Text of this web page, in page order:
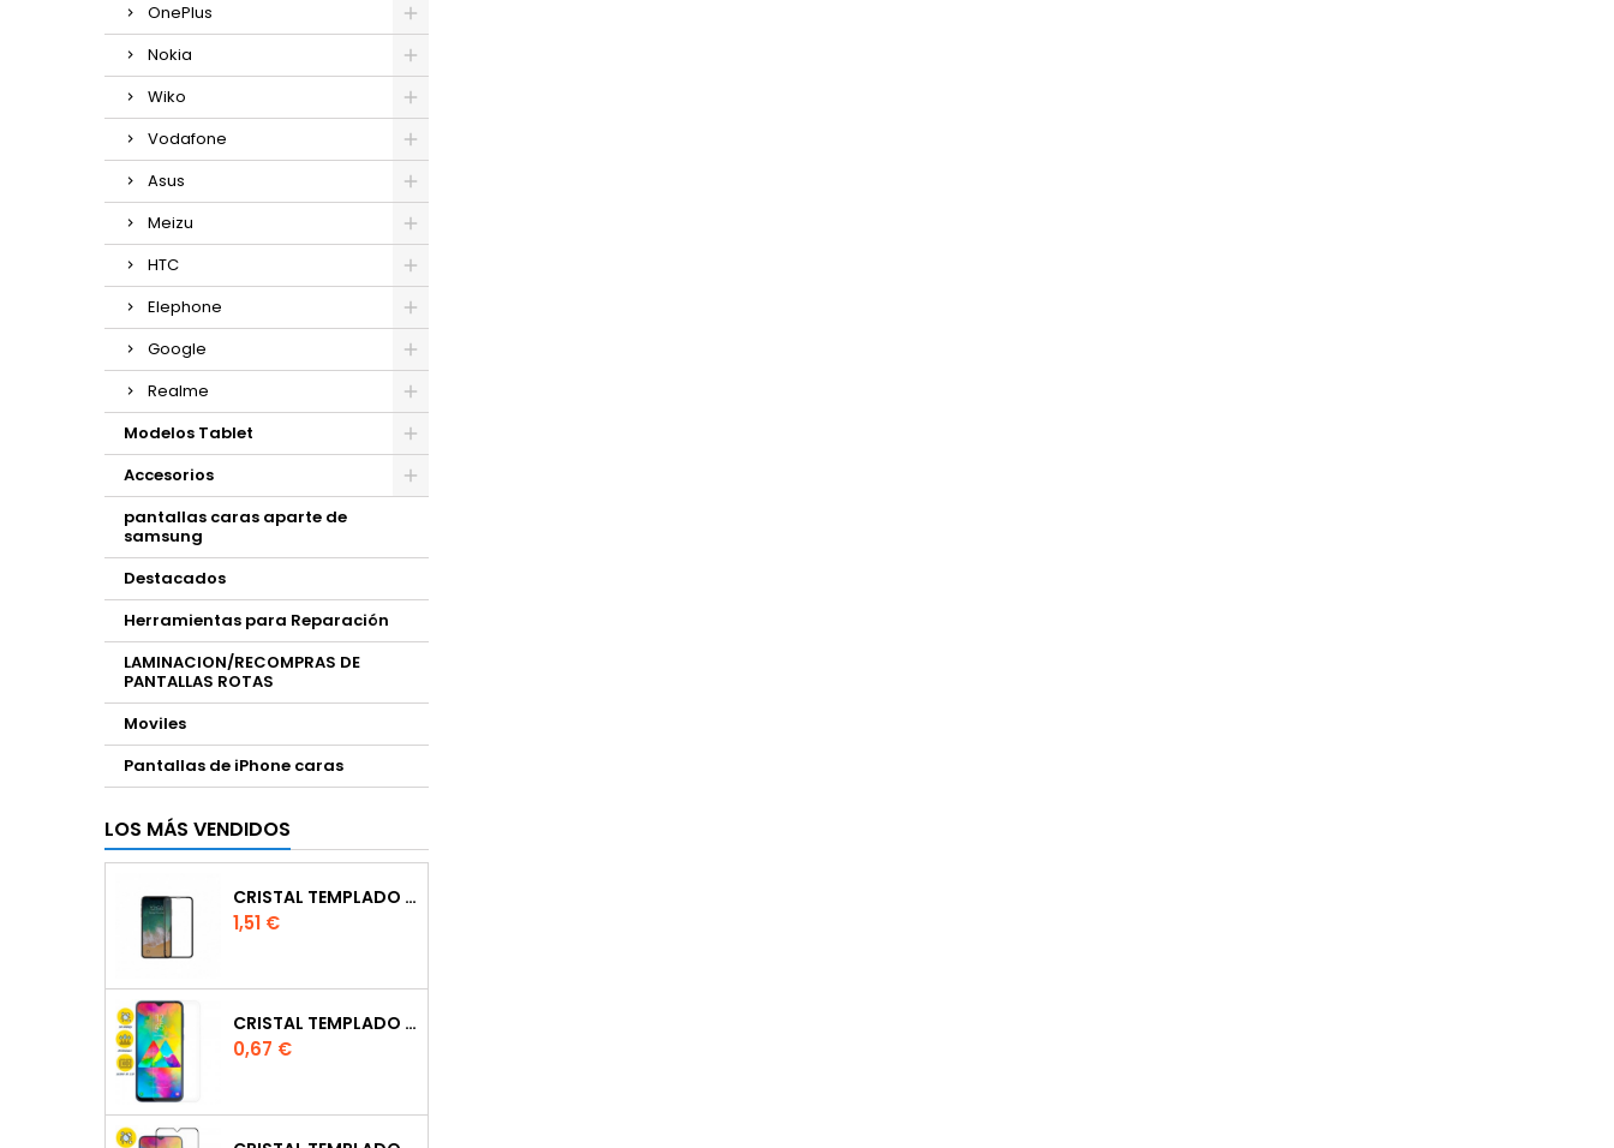
OnePlus
Nokia
Wiko
Vodafone
Asus
Meizu
HTC
Elephone
Google
Realme
Modelos Tablet
Accesorios
pantallas caras aparte de
samsung
Destacados
Herramientas para Reparación
LAMINACION/RECOMPRAS DE
PANTALLAS ROTAS
Moviles
Pantallas de iPhone caras
LOS MÁS VENDIDOS
CRISTAL TEMPLADO FULL GLUE
Precio
1,51 €
CRISTAL TEMPLADO NORMAL 2.5D PARA XIAOMI MI 6X
Precio
0,67 €